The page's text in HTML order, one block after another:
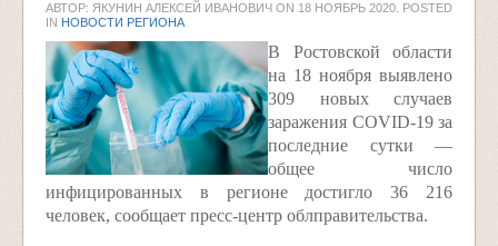
АВТОР: ЯКУНИН АЛЕКСЕЙ ИВАНОВИЧ ON 18 НОЯБРЬ 2020 . POSTED
IN НОВОСТИ РЕГИОНА
В Ростовской области
на 18 ноября выявлено
309 новых случаев
заражения COVID-19 за
последние сутки —
общее число
инфицированных в регионе достигло 36 216
человек, сообщает пресс-центр облправительства.